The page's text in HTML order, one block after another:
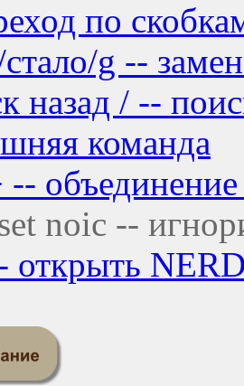
по
g --
назад / --
команда
noic --
открыть